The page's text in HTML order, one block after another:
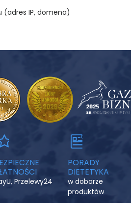
(adres IP, domena)
Przelewy24
PORADY
DIETETYKA
w doborze
produktów